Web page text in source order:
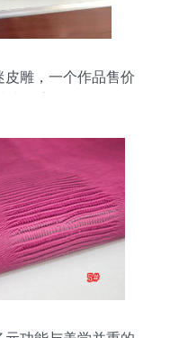
雕，一个作品售价